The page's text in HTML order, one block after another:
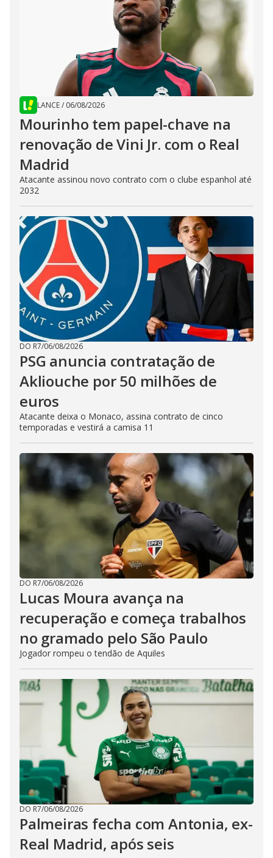
LANCE/ 06/08/2026
Mourinho tem papel-chave na
renovação de Vini Jr. com o Real
Madrid
Atacante assinou novo contrato com o clube espanhol até
2032
DO R7/06/08/2026
PSG anuncia contratação de
Akliouche por 50 milhões de
euros
Atacante deixa o Monaco, assina contrato de cinco
temporadas e vestirá a camisa 11
DO R7/06/08/2026
Lucas Moura avança na
recuperação e começa trabalhos
no gramado pelo São Paulo
Jogador rompeu o tendão de Aquiles
DO R7/06/08/2026
Palmeiras fecha com Antonia, ex-
Real Madrid, após seis